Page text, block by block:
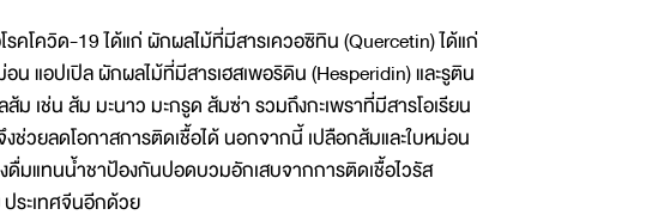
โควิด-19 ได้แก่ ผักผลไม้ที่มีสารเควอซิทิน (Quercetin) ได้แก่
แอปเปิล ผักผลไม้ที่มีสารเฮสเพอริดิน (Hesperidin) และรูติน
ม เช่น ส้ม มะนาว มะกรูด ส้มซ่า รวมถึงกะเพราที่มีสารโอเรียน
ช่วยลดโอกาสการติดเชื้อได้ นอกจากนี้ เปลือกส้มและใบหม่อน
มแทนน้ำชาป้องกันปอดบวมอักเสบจากการติดเชื้อไวรัส
ระเทศจีนอีกด้วย